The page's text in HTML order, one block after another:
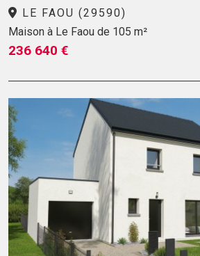
LE FAOU (29590)
Maison à Le Faou de 105 m²
236 640 €